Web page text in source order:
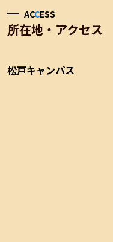
ACCESS
所在地・アクセス
松戸キャンパス